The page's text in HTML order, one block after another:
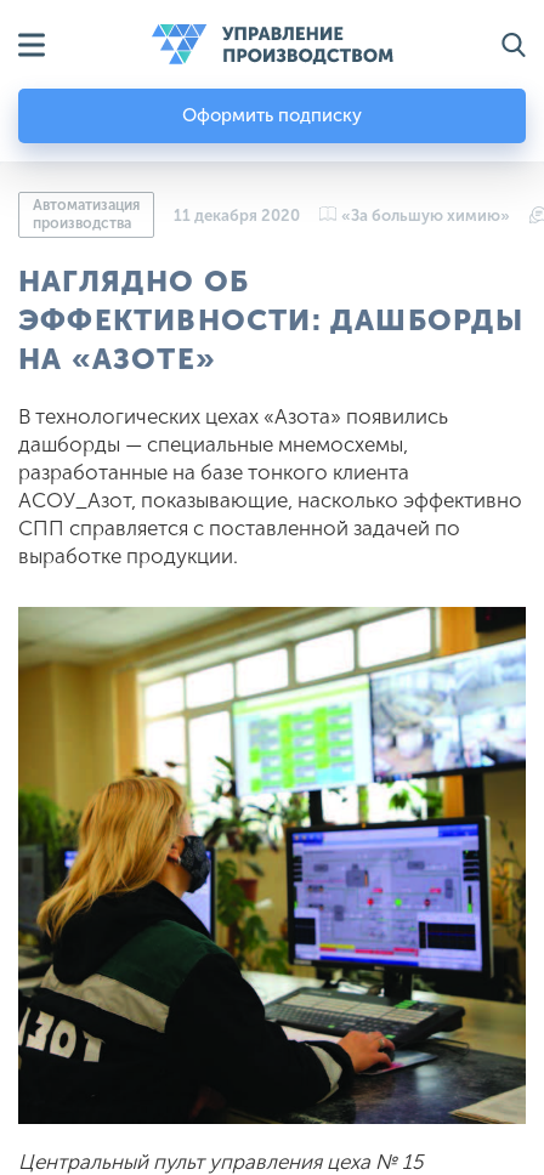
Оформить подписку
Автоматизация
производства
11 декабря 2020 «За большую химию»
НАГЛЯДНО ОБ
ЭФФЕКТИВНОСТИ: ДАШБОРДЫ
НА «АЗОТЕ»
В технологических цехах «Азота» появились
дашборды — специальные мнемосхемы,
разработанные на базе тонкого клиента
АСОУ_Азот, показывающие, насколько эффективно
СПП справляется с поставленной задачей по
выработке продукции.
Центральный пульт управления цеха № 15